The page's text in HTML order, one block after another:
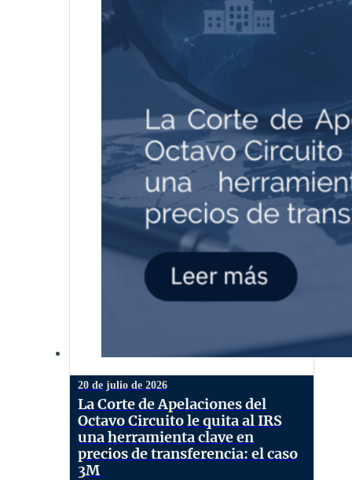
20 de julio de 2026
La Corte de Apelaciones del
Octavo Circuito le quita al IRS
una herramienta clave en
precios de transferencia: el caso
3M